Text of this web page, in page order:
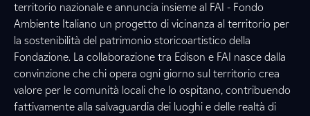
territorio nazionale e annuncia insieme al FAI - Fondo
Ambiente Italiano un progetto di vicinanza al territorio per
la sostenibilità del patrimonio storicoartistico della
Fondazione. La collaborazione tra Edison e FAI nasce dalla
convinzione che chi opera ogni giorno sul territorio crea
valore per le comunità locali che lo ospitano, contribuendo
fattivamente alla salvaguardia dei luoghi e delle realtà di